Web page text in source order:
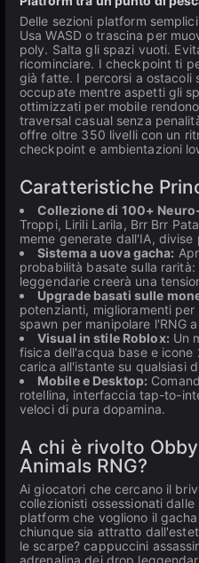
Delle sezioni platform
Usa WASD o trascina per
poly. Salta gli spazi vuoti.
ricominciare. I checkpoint ti
già fatte. I percorsi a ostacoli
occupate mentre aspetti gli
ottimizzati per mobile
traversal casual senza
offre oltre 350 livelli con un
checkpoint e ambientazioni
Caratteristiche
Collezione di 100+
Troppi, Lirili Larila, Brr Brr
meme generate dall'IA,
Sistema a uova gacha:
probabilità basate sulla
leggendarie creerà una
Upgrade basati sulle
potenzianti, miglioramenti
spawn per manipolare l'RNG
Visual in stile Roblox: Un
fisica dell'acqua base e icone
carica all'istante su qualsiasi
Mobile e Desktop:
rotellina, interfaccia tap-to-
veloci di pura dopamina.
A chi è rivolto
Animals RNG?
Ai giocatori che cercano il
collezionisti ossessionati
platform che vogliono il
chiunque sia attratto
le scarpe? cappuccini
adrenalina dei drop